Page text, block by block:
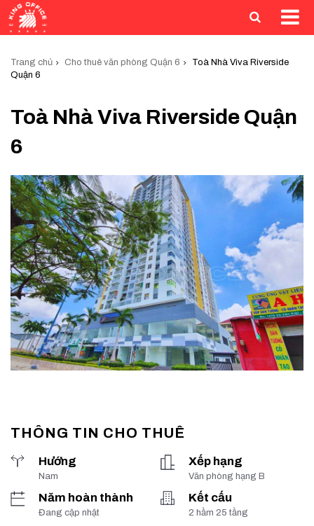
Trang chủ Cho thuê văn phòng Quận 6
Toà Nhà Viva Riverside
Quận 6
Toà Nhà Viva Riverside Quận
6
THÔNG TIN CHO THUÊ
Hướng
Nam
Xếp hạng
Văn phòng hạng B
Năm hoàn thành
Đang cập nhật
Kết cấu
2 hầm 25 tầng